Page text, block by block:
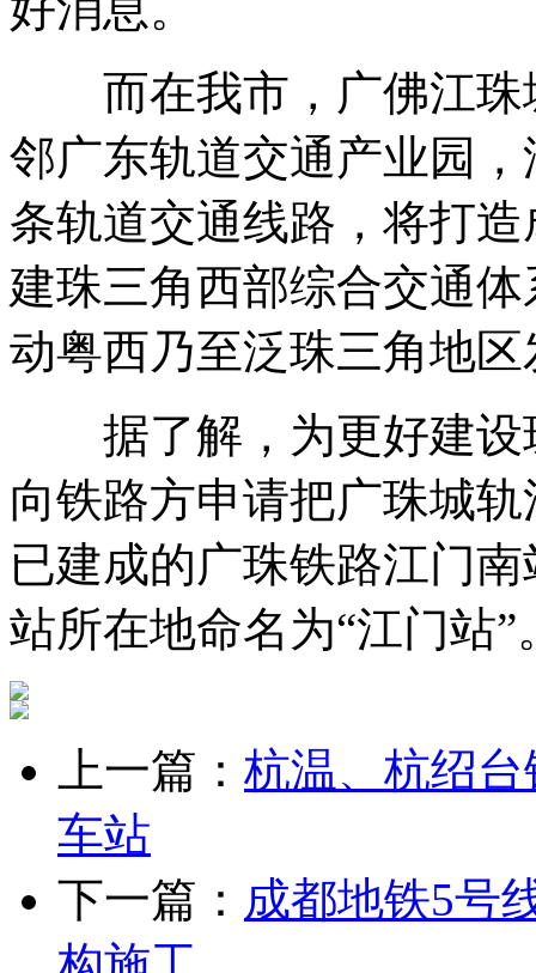
而在我市，广佛江珠
邻广东轨道交通产业园
条轨道交通线路，将打
建珠三角西部综合交通
动粤西乃至泛珠三角地
据了解，为更好建设
向铁路方申请把广珠城
已建成的广珠铁路江门
站所在地命名为“江门站”
上一篇： 杭温、杭绍
车站
下一篇： 成都地铁5号